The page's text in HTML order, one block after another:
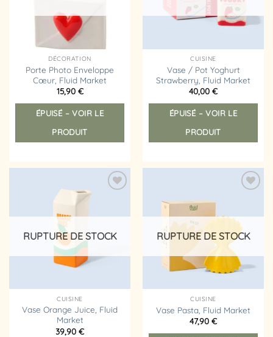
DÉCORATION
Porte Photo Enveloppe
Cœur, Fluid Market
15,90 €
ÉPUISÉ – VOIR LE
PRODUIT
CUISINE
Vase / Pot Yoghurt
Strawberry, Fluid Market
40,00 €
ÉPUISÉ – VOIR LE
PRODUIT
liste
RUPTURE DE STOCK
CUISINE
Vase Orange Juice, Fluid
Market
39,90 €
liste
d’envies
RUPTURE DE STOCK
CUISINE
Vase Pasta, Fluid Market
47,90 €